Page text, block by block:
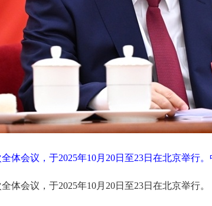
体会议，于2025年10月20日至23日在北京举行
体会议，于2025年10月20日至23日在北京举行。